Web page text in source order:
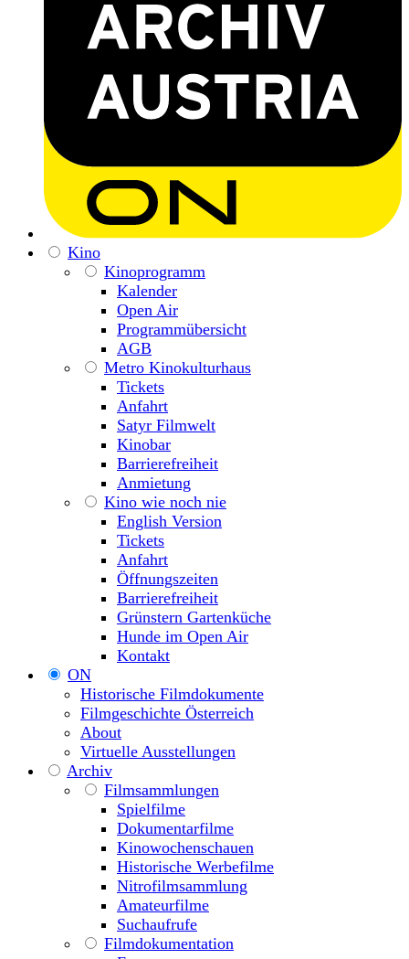
Kino
Kinoprogramm
Kalender
Open Air
Programmübersicht
AGB
Metro Kinokulturhaus
Tickets
Anfahrt
Satyr Filmwelt
Kinobar
Barrierefreiheit
Anmietung
Kino wie noch nie
English Version
Tickets
Anfahrt
Öffnungszeiten
Barrierefreiheit
Grünstern Gartenküche
Hunde im Open Air
Kontakt
ON
Historische Filmdokumente
Filmgeschichte Österreich
About
Virtuelle Ausstellungen
Archiv
Filmsammlungen
Spielfilme
Dokumentarfilme
Kinowochenschauen
Historische Werbefilme
Nitrofilmsammlung
Amateurfilme
Suchaufrufe
Filmdokumentation